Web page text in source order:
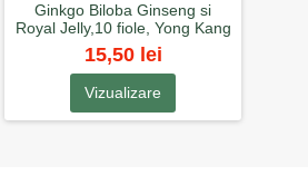
Ginkgo Biloba Ginseng si
Royal Jelly,10 fiole, Yong Kang
15,50 lei
Vizualizare